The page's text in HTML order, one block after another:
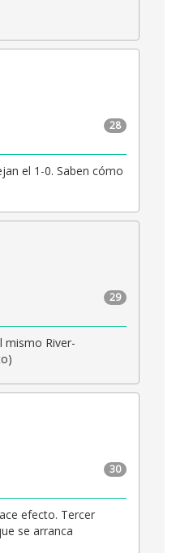
28
el 1-0. Saben cómo
29
mismo River-
30
efecto. Tercer
se arranca